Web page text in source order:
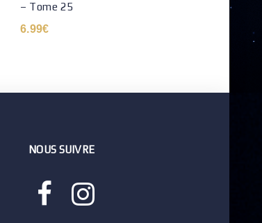
– Tome 25
6.99€
NOUS SUIVRE